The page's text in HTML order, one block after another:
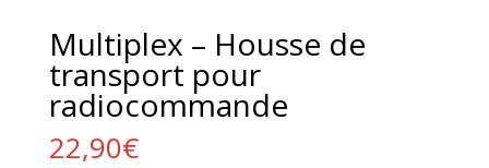
Multiplex – Housse de
transport pour
radiocommande
22,90€